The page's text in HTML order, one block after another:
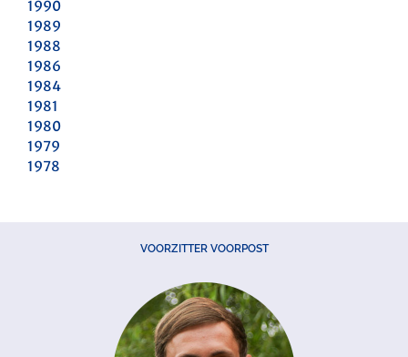
1990
1989
1988
1986
1984
1981
1980
1979
1978
VOORZITTER VOORPOST